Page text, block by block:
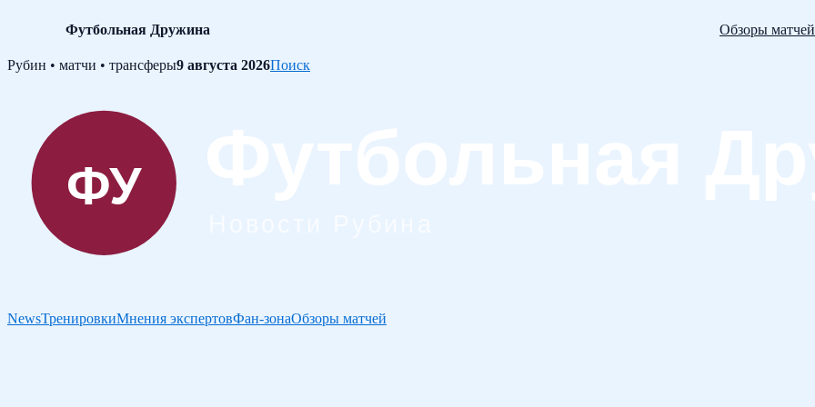
Футбольная Дружина Обзоры матчей
Skip
Рубин • матчи • трансферы9 августа 2026Поиск
NewsТренировкиМнения экспертовФан-зонаОбзоры матчей